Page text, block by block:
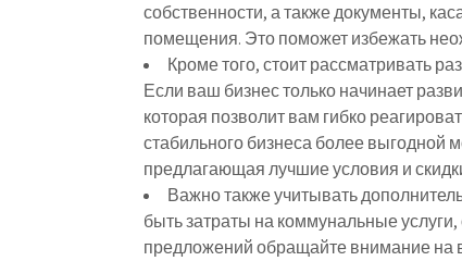
собственности, а также документы,
помещения. Это поможет избежать
Кроме того, стоит рассматривать
Если ваш бизнес только начинает
которая позволит вам гибко
стабильного бизнеса более выгодной
предлагающая лучшие условия и
Важно также учитывать
быть затраты на коммунальные
предложений обращайте внимание на